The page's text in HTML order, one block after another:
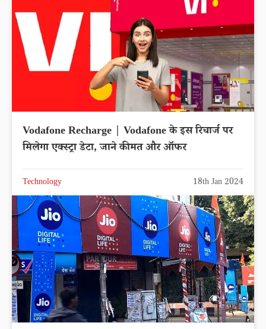
Vodafone Recharge | Vodafone के इस रिचार्ज पर
मिलेगा एक्स्ट्रा डेटा, जाने कीमत और ऑफर
Technology 18th Jan 2024